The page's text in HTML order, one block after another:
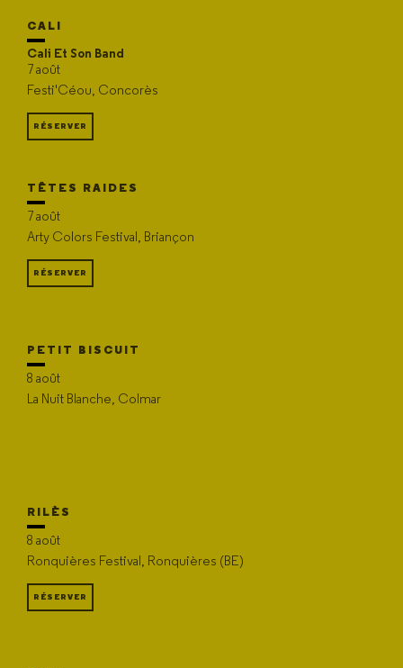
CALI
Cali Et Son Band
7 août
Festi'Céou, Concorès
RÉSERVER
TÊTES RAIDES
7 août
Arty Colors Festival, Briançon
RÉSERVER
PETIT BISCUIT
8 août
La Nuit Blanche, Colmar
RILÈS
8 août
Ronquières Festival, Ronquières (BE)
RÉSERVER